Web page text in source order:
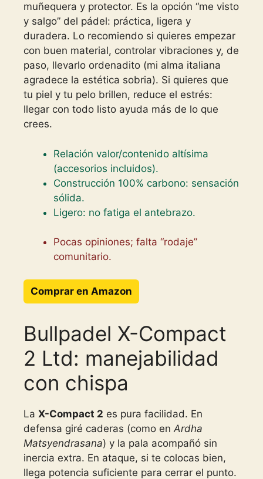
muñequera y protector. Es la opción “me visto
y salgo” del pádel: práctica, ligera y
duradera. Lo recomiendo si quieres empezar
con buen material, controlar vibraciones y, de
paso, llevarlo ordenadito (mi alma italiana
agradece la estética sobria). Si quieres que
tu piel y tu pelo brillen, reduce el estrés:
llegar con todo listo ayuda más de lo que
crees.
Relación valor/contenido altísima
(accesorios incluidos).
Construcción 100% carbono: sensación
sólida.
Ligero: no fatiga el antebrazo.
Pocas opiniones; falta “rodaje”
comunitario.
Comprar en Amazon
Bullpadel X-Compact
2 Ltd: manejabilidad
con chispa
La X-Compact 2 es pura facilidad. En
defensa giré caderas (como en Ardha
Matsyendrasana) y la pala acompañó sin
inercia extra. En ataque, si te colocas bien,
llega potencia suficiente para cerrar el punto.